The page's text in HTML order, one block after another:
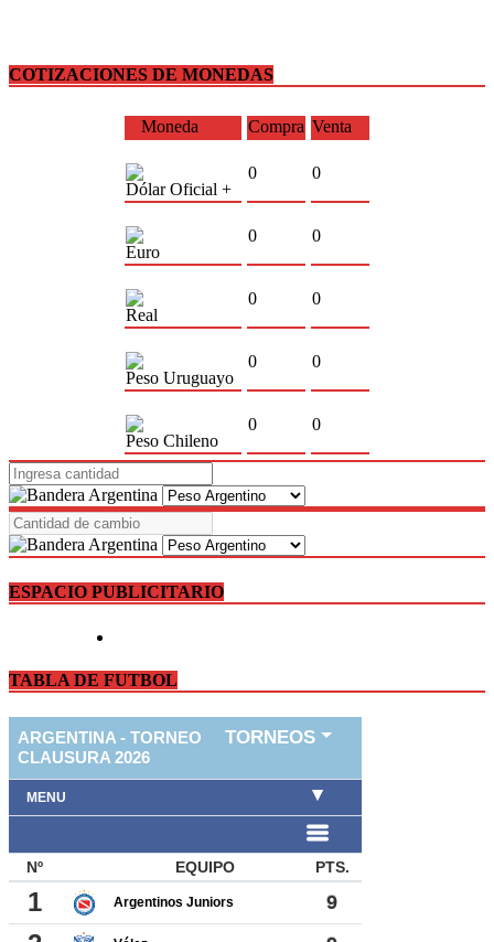
COTIZACIONES DE MONEDAS
Moneda Compra Venta
Dólar Oficial +
0 0
Euro
0 0
Real
0 0
Peso Uruguayo
0 0
Peso Chileno
0 0
ESPACIO PUBLICITARIO
TABLA DE FUTBOL